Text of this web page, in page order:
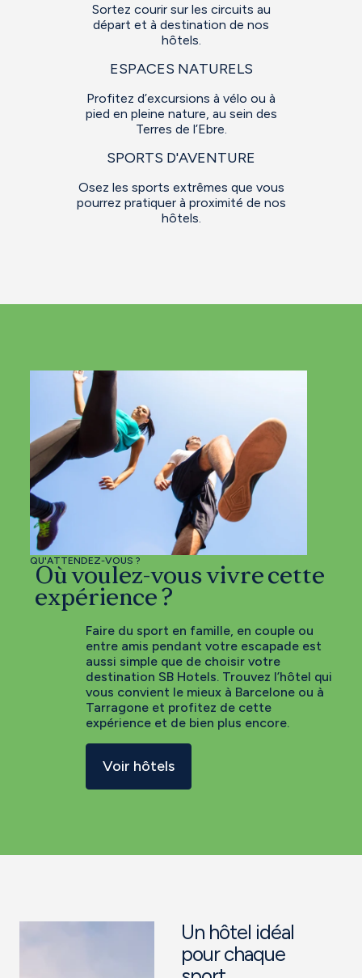
Sortez courir sur les circuits au
départ et à destination de nos
hôtels.
ESPACES NATURELS
Profitez d’excursions à vélo ou à
pied en pleine nature, au sein des
Terres de l’Ebre.
SPORTS D'AVENTURE
Osez les sports extrêmes que vous
pourrez pratiquer à proximité de nos
hôtels.
QU'ATTENDEZ-VOUS ?
Où voulez-vous vivre cette
expérience ?
Faire du sport en famille, en couple ou
entre amis pendant votre escapade est
aussi simple que de choisir votre
destination SB Hotels. Trouvez l’hôtel qui
vous convient le mieux à Barcelone ou à
Tarragone et profitez de cette
expérience et de bien plus encore.
Voir hôtels
Un hôtel idéal
pour chaque